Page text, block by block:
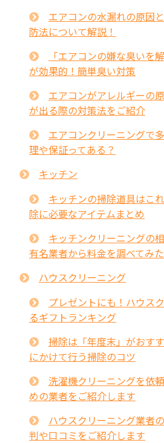
エアコンの水漏れの原因
防法について解説！
「エアコンの嫌な臭いを
が効果的！簡単臭い対策
エアコンがアレルギーの
が出る際の対策法をご紹介
エアコンクリーニングで
理や保証ってある？
キッチン
キッチンの掃除道具はこ
除に必要なアイテムまとめ
キッチンクリーニングの
有名業者から料金を調べてみた
ハウスクリーニング
プレゼントにも！ハウス
るギフトランキング
掃除は「年度末」がおす
にかけて行う掃除のコツ
洗濯機クリーニングを依
めの業者をご紹介します
ハウスクリーニング業者
判や口コミをご紹介します